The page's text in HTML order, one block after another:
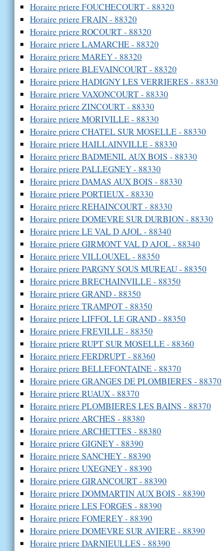
Horaire priere FOUCHECOURT - 88320
Horaire priere FRAIN - 88320
Horaire priere ROCOURT - 88320
Horaire priere LAMARCHE - 88320
Horaire priere MAREY - 88320
Horaire priere BLEVAINCOURT - 88320
Horaire priere HADIGNY LES VERRIERES - 88330
Horaire priere VAXONCOURT - 88330
Horaire priere ZINCOURT - 88330
Horaire priere MORIVILLE - 88330
Horaire priere CHATEL SUR MOSELLE - 88330
Horaire priere HAILLAINVILLE - 88330
Horaire priere BADMENIL AUX BOIS - 88330
Horaire priere PALLEGNEY - 88330
Horaire priere DAMAS AUX BOIS - 88330
Horaire priere PORTIEUX - 88330
Horaire priere REHAINCOURT - 88330
Horaire priere DOMEVRE SUR DURBION - 88330
Horaire priere LE VAL D AJOL - 88340
Horaire priere GIRMONT VAL D AJOL - 88340
Horaire priere VILLOUXEL - 88350
Horaire priere PARGNY SOUS MUREAU - 88350
Horaire priere BRECHAINVILLE - 88350
Horaire priere GRAND - 88350
Horaire priere TRAMPOT - 88350
Horaire priere LIFFOL LE GRAND - 88350
Horaire priere FREVILLE - 88350
Horaire priere RUPT SUR MOSELLE - 88360
Horaire priere FERDRUPT - 88360
Horaire priere BELLEFONTAINE - 88370
Horaire priere GRANGES DE PLOMBIERES - 88370
Horaire priere RUAUX - 88370
Horaire priere PLOMBIERES LES BAINS - 88370
Horaire priere ARCHES - 88380
Horaire priere ARCHETTES - 88380
Horaire priere GIGNEY - 88390
Horaire priere SANCHEY - 88390
Horaire priere UXEGNEY - 88390
Horaire priere GIRANCOURT - 88390
Horaire priere DOMMARTIN AUX BOIS - 88390
Horaire priere LES FORGES - 88390
Horaire priere FOMEREY - 88390
Horaire priere DOMEVRE SUR AVIERE - 88390
Horaire priere DARNIEULLES - 88390